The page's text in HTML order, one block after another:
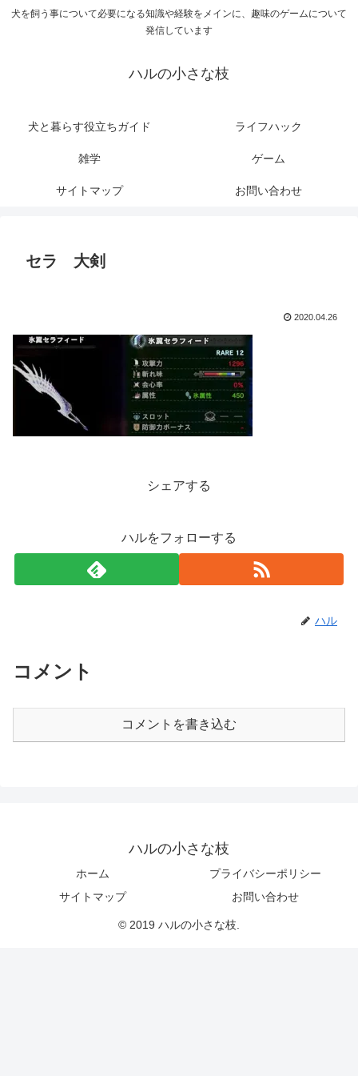
犬を飼う事について必要になる知識や経験をメインに、趣味のゲームについて
発信しています
ハルの小さな枝
犬と暮らす役立ちガイド ライフハック
雑学 ゲーム
サイトマップ お問い合わせ
セラ 大剣
2020.04.26
シェアする
ハルをフォローする
ハル
コメント
コメントを書き込む
ハルの小さな枝
ホーム
プライバシーポリシー
サイトマップ
お問い合わせ
© 2019 ハルの小さな枝.